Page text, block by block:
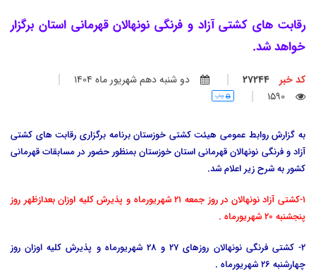
رقابت های کشتی آزاد و فرنگی نونهالان قهرمانی استان برگزار
خواهد شد.
کد خبر
دو شنبه دهم شهريور ماه 1404
1590
چاپ
به گزارش روابط عمومی هیئت کشتی خوزستان برنامه برگزاری رقابت های کشتی
آزاد و فرنگی نونهالان قهرمانی استان خوزستان بمنظور حضور در مسابقات قهرمانی
کشور به شرح زیر اعلام شد.
1-کشتی آزاد نونهالان در روز جمعه 21 شهریورماه و پذیرش کلیه اوزان بعدازظهر روز
پنجشنبه 20 شهریورماه .
2- کشتی فرنگی نونهالان روزهای 27 و 28 شهریورماه و پذیرش کلیه اوزان روز
چهارشنبه 26 شهریورماه .